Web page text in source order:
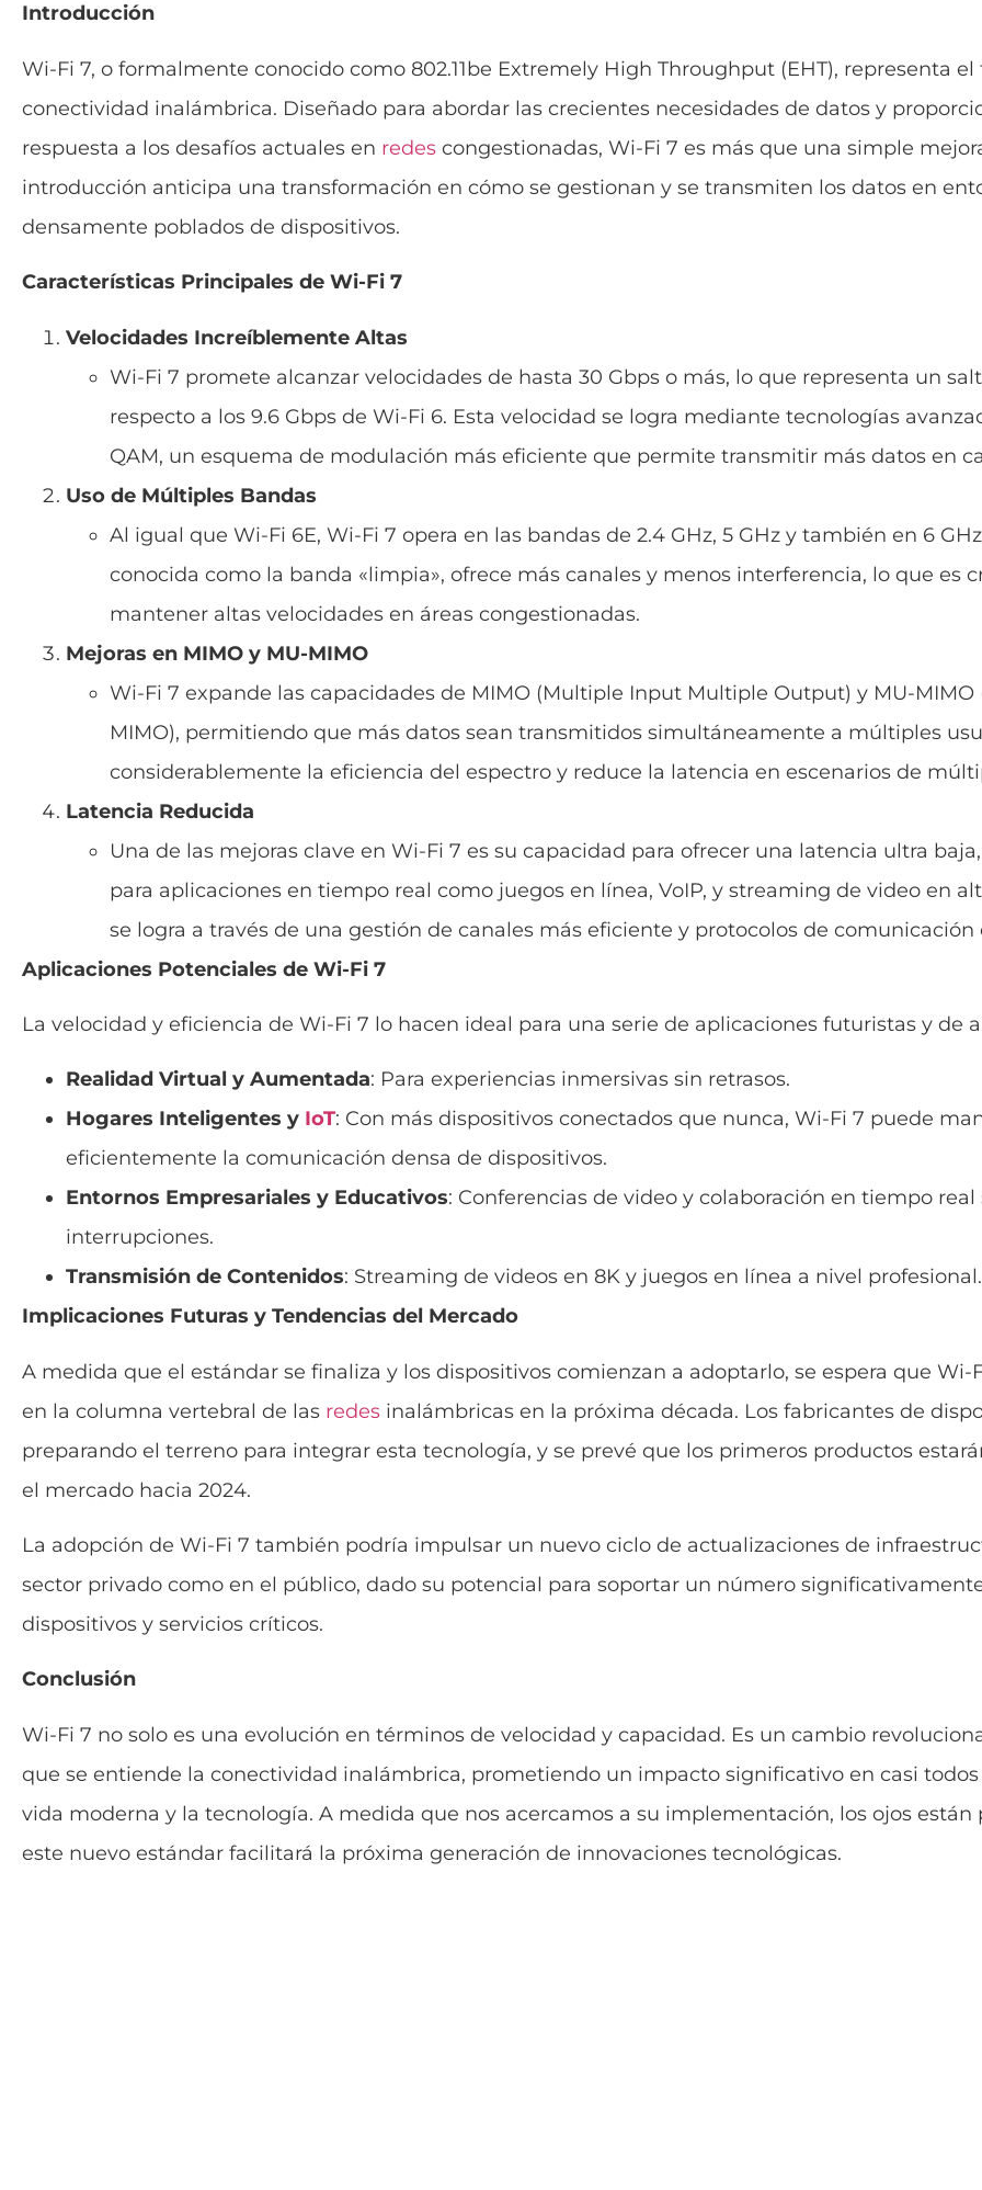
Introducción
Wi-Fi 7, o formalmente conocido como 802.11be Extremely High Throughput (EHT), representa
conectividad inalámbrica. Diseñado para abordar las crecientes necesidades de datos y
respuesta a los desafíos actuales en redes congestionadas, Wi-Fi 7 es más que una simple
introducción anticipa una transformación en cómo se gestionan y se transmiten los datos en
densamente poblados de dispositivos.
Características Principales de Wi-Fi 7
Velocidades Increíblemente Altas
Wi-Fi 7 promete alcanzar velocidades de hasta 30 Gbps o más, lo que representa un
respecto a los 9.6 Gbps de Wi-Fi 6. Esta velocidad se logra mediante tecnologías
QAM, un esquema de modulación más eficiente que permite transmitir más datos en
Uso de Múltiples Bandas
Al igual que Wi-Fi 6E, Wi-Fi 7 opera en las bandas de 2.4 GHz, 5 GHz y también en 6
conocida como la banda «limpia», ofrece más canales y menos interferencia, lo que es
mantener altas velocidades en áreas congestionadas.
Mejoras en MIMO y MU-MIMO
Wi-Fi 7 expande las capacidades de MIMO (Multiple Input Multiple Output) y MU-MIMO
MIMO), permitiendo que más datos sean transmitidos simultáneamente a múltiples
considerablemente la eficiencia del espectro y reduce la latencia en escenarios de
Latencia Reducida
Una de las mejoras clave en Wi-Fi 7 es su capacidad para ofrecer una latencia ultra
para aplicaciones en tiempo real como juegos en línea, VoIP, y streaming de video en
se logra a través de una gestión de canales más eficiente y protocolos de comunicación
Aplicaciones Potenciales de Wi-Fi 7
La velocidad y eficiencia de Wi-Fi 7 lo hacen ideal para una serie de aplicaciones futuristas y de
Realidad Virtual y Aumentada: Para experiencias inmersivas sin retrasos.
Hogares Inteligentes y IoT: Con más dispositivos conectados que nunca, Wi-Fi 7 puede
eficientemente la comunicación densa de dispositivos.
Entornos Empresariales y Educativos: Conferencias de video y colaboración en tiempo real
interrupciones.
Transmisión de Contenidos: Streaming de videos en 8K y juegos en línea a nivel profesional.
Implicaciones Futuras y Tendencias del Mercado
A medida que el estándar se finaliza y los dispositivos comienzan a adoptarlo, se espera que Wi-
en la columna vertebral de las redes inalámbricas en la próxima década. Los fabricantes de
preparando el terreno para integrar esta tecnología, y se prevé que los primeros productos
el mercado hacia 2024.
La adopción de Wi-Fi 7 también podría impulsar un nuevo ciclo de actualizaciones de
sector privado como en el público, dado su potencial para soportar un número
dispositivos y servicios críticos.
Conclusión
Wi-Fi 7 no solo es una evolución en términos de velocidad y capacidad. Es un cambio
que se entiende la conectividad inalámbrica, prometiendo un impacto significativo en casi todos
vida moderna y la tecnología. A medida que nos acercamos a su implementación, los ojos están
este nuevo estándar facilitará la próxima generación de innovaciones tecnológicas.